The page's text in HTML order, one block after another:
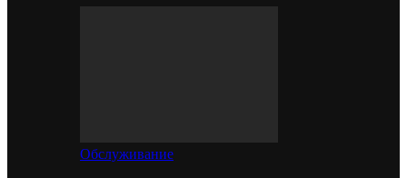
Обслуживание